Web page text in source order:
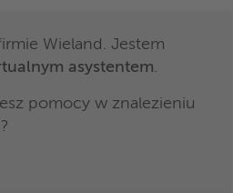
Wieland. Jestem
asystentem.
pomocy w znalezieniu